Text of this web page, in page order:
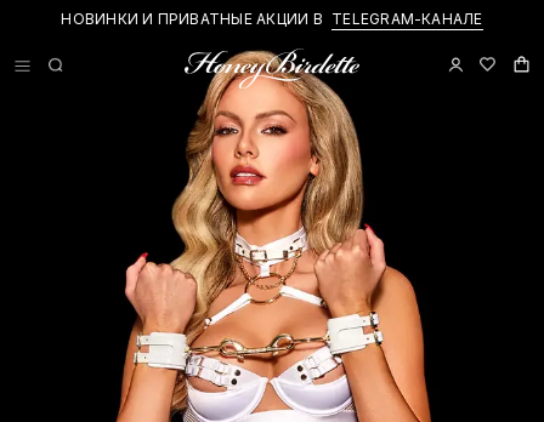
НОВИНКИ И ПРИВАТНЫЕ АКЦИИ В TELEGRAM-КАНАЛЕ